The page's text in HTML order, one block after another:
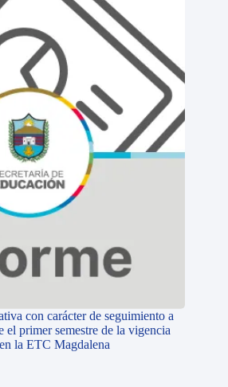
con carácter de seguimiento a
el primer semestre de la vigencia
la ETC Magdalena